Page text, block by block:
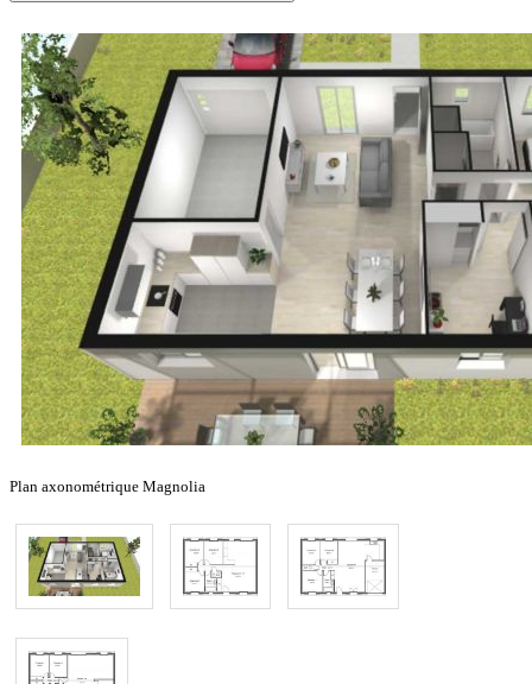
Plan axonométrique Magnolia